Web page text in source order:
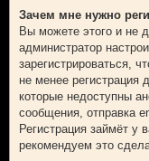
Зачем мне нужно
Вы можете этого и не
администратор
зарегистрироваться,
не менее регистрация
которые недоступны
сообщения, отправка
Регистрация займёт у
рекомендуем это